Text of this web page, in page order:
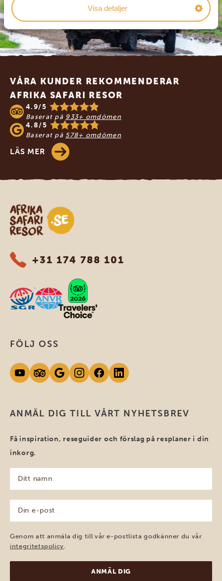
Visa detaljer
VÅRA KUNDER REKOMMENDERAR
AFRIKA SAFARI RESOR
4.9/5
Baserat på 933+ omdömen
4.8/5
Baserat på 578+ omdömen
LÄS MER
Safari-resor i Afrika
+31 174 788 101
ANMÄL DIG TILL VÅRT NYHETSBREV
Få inspiration, reseguider och förslag på resplaner i din
inkorg.
namn
(Obligatoriskt)
post
(Obligatoriskt)
Genom att anmäla dig till vår e-postlista godkänner du vår
integritetspolicy.
FÖLJ OSS